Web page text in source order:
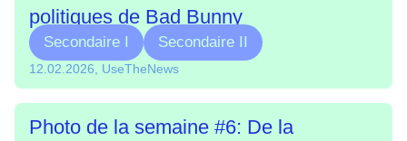
politiques de Bad Bunny
Secondaire I Secondaire II
12.02.2026, UseTheNews
Photo de la semaine #6: De la